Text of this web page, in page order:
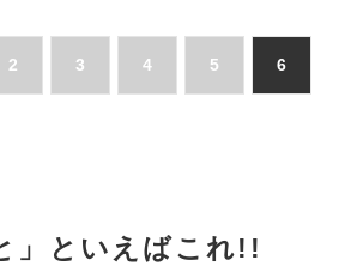
2 3 4 5 6
」といえばこれ!!